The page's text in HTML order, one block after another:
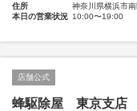
住所
神奈川県横浜市
本日の営業状況 10:00〜19:00
店舗公式
蜂駆除屋 東京支店